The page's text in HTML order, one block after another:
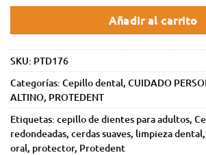
Añadir al carrito
SKU: PTD176
Categorías: Cepillo dental, CUIDADO
ALTINO, PROTEDENT
Etiquetas: cepillo de dientes para adultos,
redondeadas, cerdas suaves, limpieza dental,
oral, protector, Protedent